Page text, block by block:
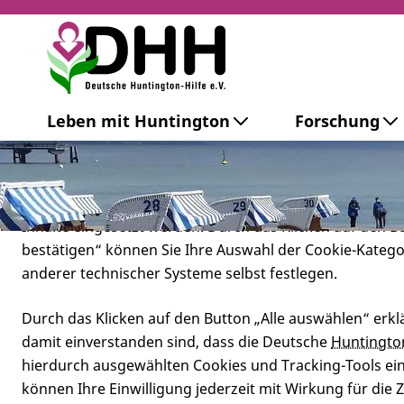
Leben mit Huntington Forschung
Cookie-Einstellungen
Diese Webseite setzt verschiedene Cookies und
beinhaltet Cookies und Tracking-Tools, die für den
technisch notwendig sind, die zu statistischen Zwecken
besseren Bedienbarkeit der Webseite und zur Anzeige
Inhalte eingesetzt werden. Durch das Klicken auf den
bestätigen“ können Sie Ihre Auswahl der Cookie-
anderer technischer Systeme selbst festlegen.
Durch das Klicken auf den Button „Alle auswählen“
damit einverstanden sind, dass die Deutsche
hierdurch ausgewählten Cookies und Tracking-Tools
können Ihre Einwilligung jederzeit mit Wirkung für die